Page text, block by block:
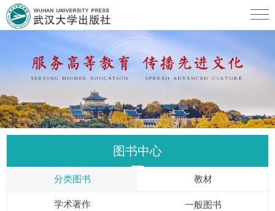
图书中心
分类图书 教材
学术著作 一般图书